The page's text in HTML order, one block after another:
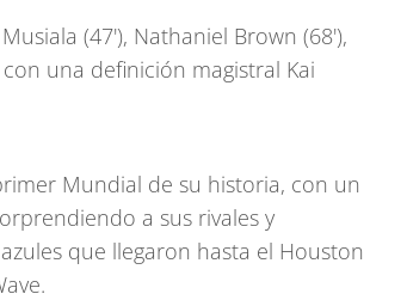
(47'), Nathaniel Brown (68'),
una definición magistral Kai
Mundial de su historia, con un
a sus rivales y
que llegaron hasta el Houston